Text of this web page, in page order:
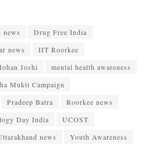
news
Drug Free India
news
IIT Roorkee
Joshi
mental health awareness
Mukti Campaign
Pradeep Batra
Roorkee news
Day India
UCOST
news Youth Awareness